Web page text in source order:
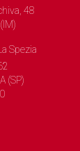
48
Spezia
(SP)